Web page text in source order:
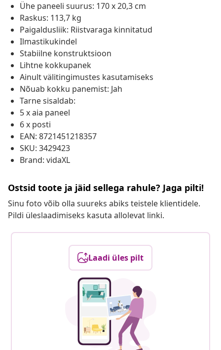
Ühe paneeli suurus: 170 x 20,3 cm
Raskus: 113,7 kg
Paigaldusliik: Riistvaraga kinnitatud
Ilmastikukindel
Stabiilne konstruktsioon
Lihtne kokkupanek
Ainult välitingimustes kasutamiseks
Nõuab kokku panemist: Jah
Tarne sisaldab:
5 x aia paneel
6 x posti
EAN: 8721451218357
SKU: 3429423
Brand: vidaXL
Ostsid toote ja jäid sellega rahule? Jaga pilti!
Sinu foto võib olla suureks abiks teistele klientidele.
Pildi üleslaadimiseks kasuta allolevat linki.
Laadi üles pilt